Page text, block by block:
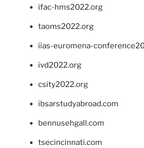
ifac-hms2022.org
taoms2022.org
iias-euromena-
ivd2022.org
csity2022.org
ibsarstudyabroad.com
bennusehgall.com
tsecincinnati.com